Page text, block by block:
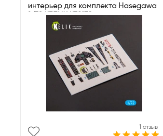
интерьер для комплекта Hasegawa
1/72 КЕЛИК K72170
1 отзыв